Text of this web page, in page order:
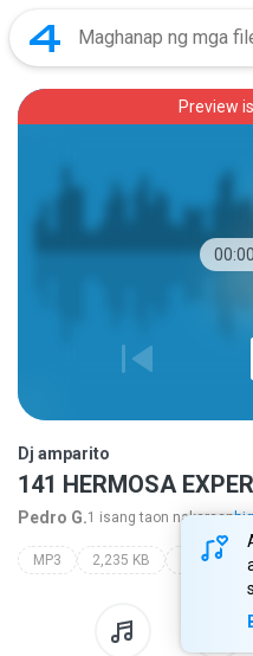
Preview
00:00
Dj amparito
141 HERMOSA
Pedro G.1 isang taon nakaraan
MP3 2,235 KB bandas